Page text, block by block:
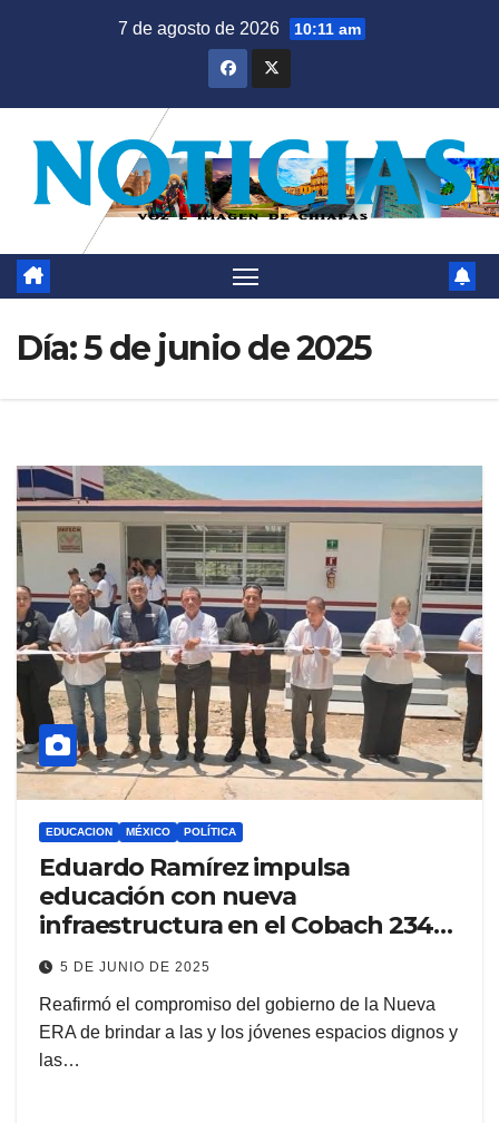
7 de agosto de 2026 10:11 am
Día:5 de junio de 2025
EDUCACION MÉXICO POLÍTICA
Eduardo Ramírez impulsa
educación con nueva
infraestructura en el Cobach 234
Plan de Ayala
5 DE JUNIO DE 2025
Reafirmó el compromiso del gobierno de la Nueva
ERA de brindar a las y los jóvenes espacios dignos y
las…